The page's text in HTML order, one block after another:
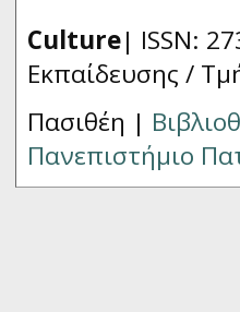
Culture| ISSN:
Εκπαίδευσης /
Πασιθέη |
Πανεπιστήμιο